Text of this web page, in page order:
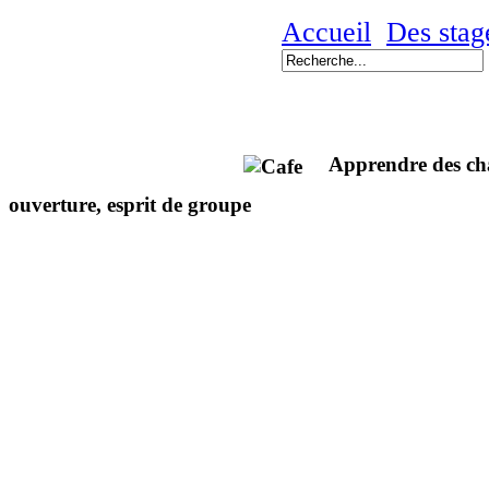
Accueil Des
Apprendre des
ouverture, esprit de groupe